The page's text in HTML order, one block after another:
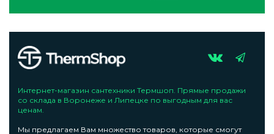
Интернет-магазин сантехники Термшоп. Прямые продажи
со склада в Воронеже и Липецке по выгодным для вас
ценам.
Мы предлагаем Вам множество товаров, которые смогут